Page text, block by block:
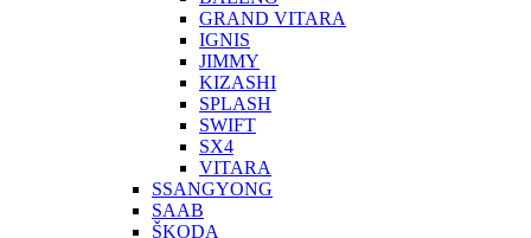
GRAND VITARA
IGNIS
JIMMY
KIZASHI
SPLASH
SWIFT
SX4
VITARA
SSANGYONG
SAAB
ŠKODA